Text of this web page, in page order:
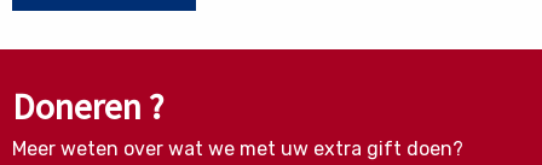
Doneren ?
Meer weten over wat we met uw extra gift doen?